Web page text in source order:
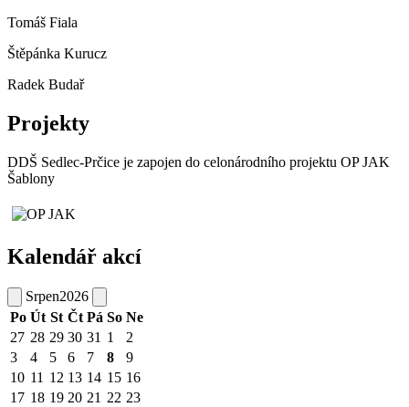
Tomáš Fiala
Štěpánka Kurucz
Radek Budař
Projekty
DDŠ Sedlec-Prčice je zapojen do celonárodního projektu OP JAK
Šablony
Kalendář akcí
Srpen2026
Po Út St Čt Pá So Ne
27 28 29 30 31 1
2
3
4 5 6 7 8
9
10 11 12 13 14 15 16
17 18 19 20 21 22 23